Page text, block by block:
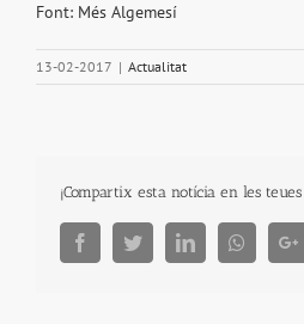
Font: Més Algemesí
13-02-2017 | Actualitat
¡Compartix esta notícia en les
FacebookTwitterLinkedIn